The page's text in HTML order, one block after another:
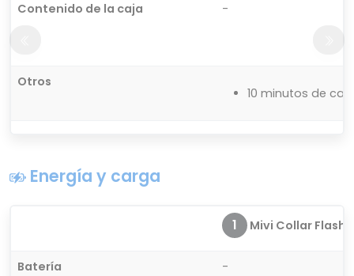
Contenido de la caja
-
Otros
10 minutos de
Energía y carga
1 Mivi Collar Flash
Batería
-